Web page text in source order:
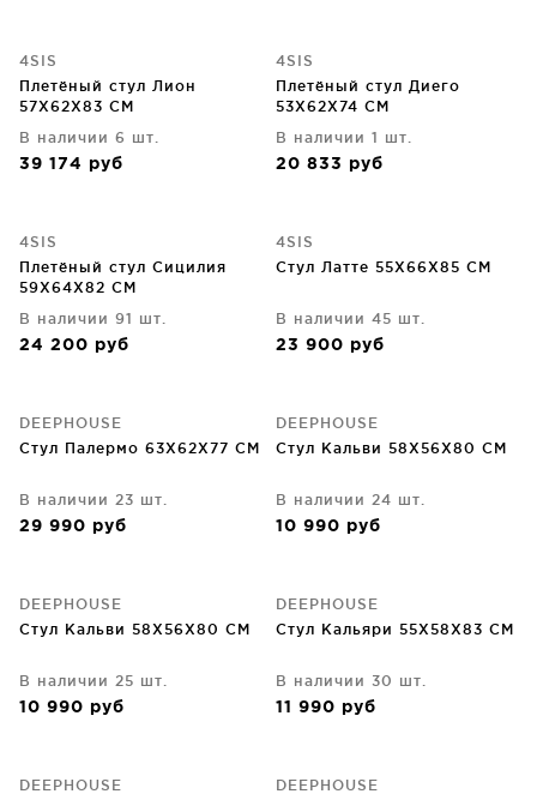
4SIS
Плетёный стул Лион
57X62X83 CM
В наличии 6 шт.
39 174 руб
4SIS
Плетёный стул Диего
53X62X74 CM
В наличии 1 шт.
20 833 руб
4SIS
Плетёный стул Сицилия
59X64X82 CM
В наличии 91 шт.
24 200 руб
4SIS
Стул Латте 55X66X85 CM
В наличии 45 шт.
23 900 руб
DEEPHOUSE
Стул Палермо 63X62X77 CM
В наличии 23 шт.
29 990 руб
DEEPHOUSE
Стул Кальви 58X56X80 CM
В наличии 24 шт.
10 990 руб
DEEPHOUSE
Стул Кальви 58X56X80 CM
В наличии 25 шт.
10 990 руб
DEEPHOUSE
Стул Кальяри 55X58X83 CM
В наличии 30 шт.
11 990 руб
DEEPHOUSE
DEEPHOUSE